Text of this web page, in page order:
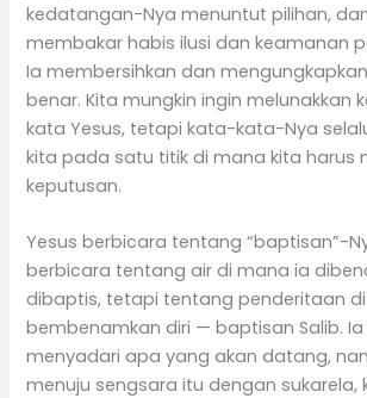
kedatangan-Nya menuntut pilihan,
membakar habis ilusi dan keamanan
Ia membersihkan dan
benar. Kita mungkin ingin melunakkan
kata Yesus, tetapi kata-kata-Nya
kita pada satu titik di mana kita harus
keputusan.
Yesus berbicara tentang “baptisan”-
berbicara tentang air di mana ia
dibaptis, tetapi tentang penderitaan
bembenamkan diri — baptisan Salib.
menyadari apa yang akan datang,
menuju sengsara itu dengan sukarela,